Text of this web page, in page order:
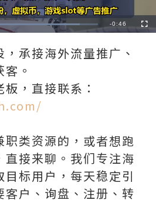
Loaded:
88.04%
Remaining
-0:46
承接海外流量推广、
。
，直接联系：
职类资源的，或者想跑
接来聊。我们专注海
标用户，每天稳定引
客户、询盘、注册、转